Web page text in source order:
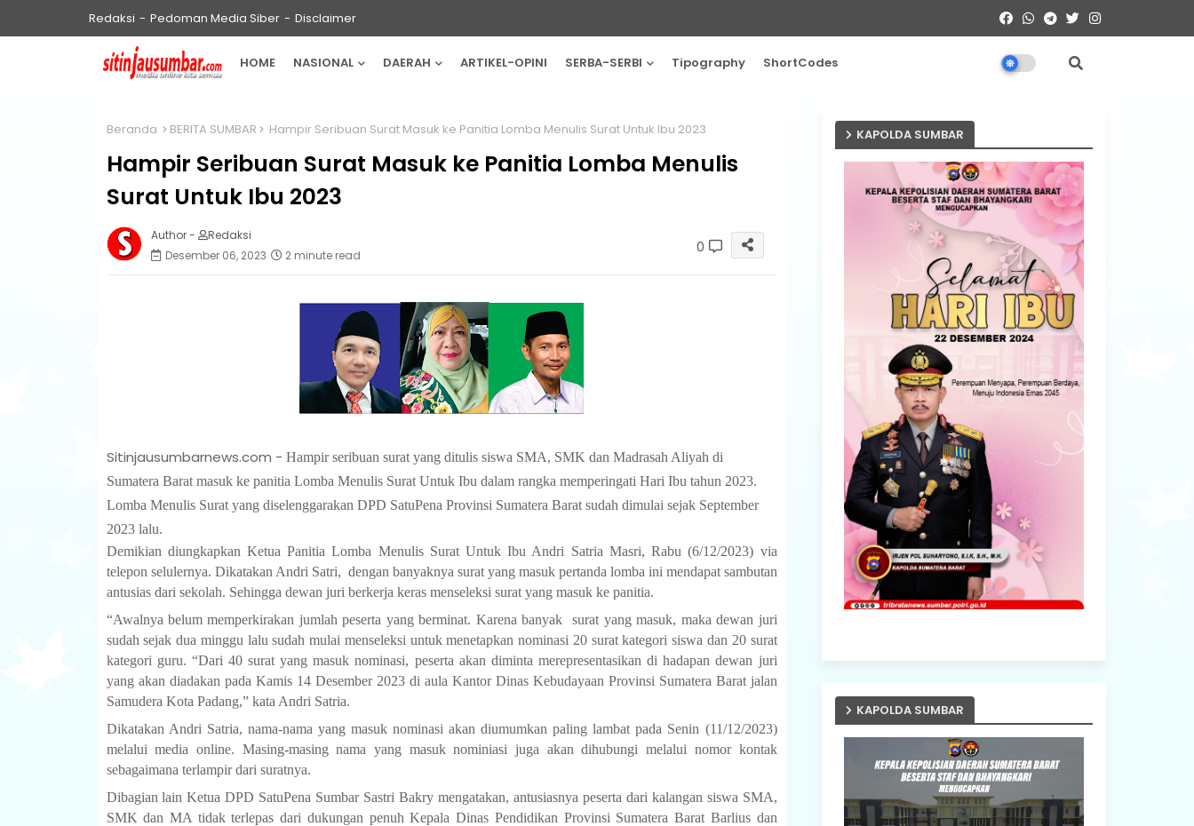
Redaksi Pedoman Media Siber Disclaimer
HOME NASIONAL DAERAH ARTIKEL-OPINI SERBA-SERBI Tipography ShortCodes
Beranda BERITA SUMBAR Hampir Seribuan Surat Masuk ke Panitia Lomba Menulis Surat Untuk Ibu 2023
Hampir Seribuan Surat Masuk ke Panitia Lomba Menulis
Surat Untuk Ibu 2023
Author -
Redaksi
Desember 06, 2023
2 minute read 0
Sitinjausumbarnews.com - Hampir seribuan surat yang ditulis siswa SMA, SMK dan Madrasah Aliyah di
Sumatera Barat masuk ke panitia Lomba Menulis Surat Untuk Ibu dalam rangka memperingati Hari Ibu tahun 2023.
Lomba Menulis Surat yang diselenggarakan DPD SatuPena Provinsi Sumatera Barat sudah dimulai sejak September
2023 lalu.
Demikian diungkapkan Ketua Panitia Lomba Menulis Surat Untuk Ibu Andri Satria Masri, Rabu (6/12/2023) via
telepon selulernya. Dikatakan Andri Satri, dengan banyaknya surat yang masuk pertanda lomba ini mendapat sambutan
antusias dari sekolah. Sehingga dewan juri berkerja keras menseleksi surat yang masuk ke panitia.
“Awalnya belum memperkirakan jumlah peserta yang berminat. Karena banyak
surat yang masuk, maka dewan juri
sudah sejak dua minggu lalu sudah mulai menseleksi untuk menetapkan nominasi 20 surat kategori siswa dan 20 surat
kategori guru. “Dari 40 surat yang masuk nominasi, peserta akan diminta merepresentasikan di hadapan dewan juri
yang akan diadakan pada Kamis 14 Desember 2023 di aula Kantor Dinas Kebudayaan Provinsi Sumatera Barat jalan
Samudera Kota Padang,” kata Andri Satria.
Dikatakan Andri Satria, nama-nama yang masuk nominasi akan diumumkan paling lambat pada Senin (11/12/2023)
melalui media online. Masing-masing nama yang masuk nominiasi juga akan dihubungi melalui nomor kontak
sebagaimana terlampir dari suratnya.
Dibagian lain Ketua DPD SatuPena Sumbar Sastri Bakry mengatakan, antusiasnya peserta dari kalangan siswa SMA,
SMK dan MA tidak terlepas dari dukungan penuh Kepala Dinas Pendidikan Provinsi Sumatera Barat Barlius dan
KAPOLDA SUMBAR
KAPOLDA SUMBAR